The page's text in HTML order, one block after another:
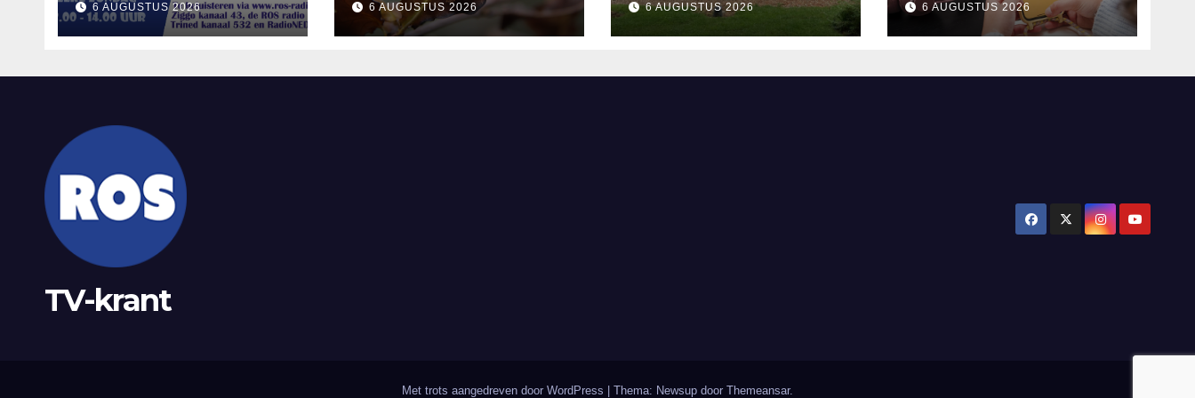
6 AUGUSTUS 2026
Nuland
6 AUGUSTUS 2026
Lopende Vuur’.
Landelijke verhalen
6 AUGUSTUS 2026
2025
6 AUGUSTUS 2026
TV-krant
Met trots aangedreven door WordPress Thema: Newsup door Themeansar.